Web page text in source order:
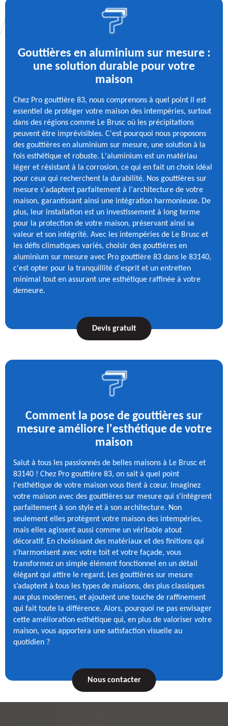
Gouttières en aluminium sur mesure :
une solution durable pour votre
maison
Chez Pro gouttière 83, nous comprenons à quel point il est
essentiel de protéger votre maison des intempéries, surtout
dans des régions comme Le Brusc où les précipitations
peuvent être imprévisibles. C'est pourquoi nous proposons
des gouttières en aluminium sur mesure, une solution à la
fois esthétique et robuste. L'aluminium est un matériau
léger et résistant à la corrosion, ce qui en fait un choix idéal
pour ceux qui recherchent la durabilité. Nos gouttières sur
mesure s'adaptent parfaitement à l'architecture de votre
maison, garantissant ainsi une intégration harmonieuse. De
plus, leur installation est un investissement à long terme
pour la protection de votre maison, préservant ainsi sa
valeur et son intégrité. Avec les intempéries de Le Brusc et
les défis climatiques variés, choisir des gouttières en
aluminium sur mesure avec Pro gouttière 83 dans le 83140,
c'est opter pour la tranquillité d'esprit et un entretien
minimal tout en assurant une esthétique raffinée à votre
demeure.
Devis gratuit
Comment la pose de gouttières sur
mesure améliore l'esthétique de votre
maison
Salut à tous les passionnés de belles maisons à Le Brusc et
83140 ! Chez Pro gouttière 83, on sait à quel point
l'esthétique de votre maison vous tient à cœur. Imaginez
votre maison avec des gouttières sur mesure qui s'intègrent
parfaitement à son style et à son architecture. Non
seulement elles protègent votre maison des intempéries,
mais elles agissent aussi comme un véritable atout
décoratif. En choisissant des matériaux et des finitions qui
s'harmonisent avec votre toit et votre façade, vous
transformez un simple élément fonctionnel en un détail
élégant qui attire le regard. Les gouttières sur mesure
s’adaptent à tous les types de maisons, des plus classiques
aux plus modernes, et ajoutent une touche de raffinement
qui fait toute la différence. Alors, pourquoi ne pas envisager
cette amélioration esthétique qui, en plus de valoriser votre
maison, vous apportera une satisfaction visuelle au
quotidien ?
Nous contacter